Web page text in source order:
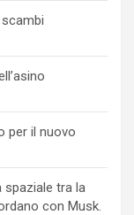
per il nuovo
spaziale tra la
con Musk.